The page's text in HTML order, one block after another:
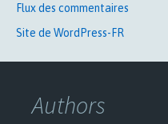
Flux des commentaires
Site de WordPress-FR
Authors